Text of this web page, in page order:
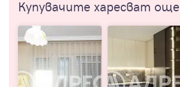
Купувачите харесват още